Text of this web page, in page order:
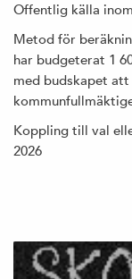
Offentlig källa
Metod för
har budgeterat 1
med budskapet
Koppling till val
2026